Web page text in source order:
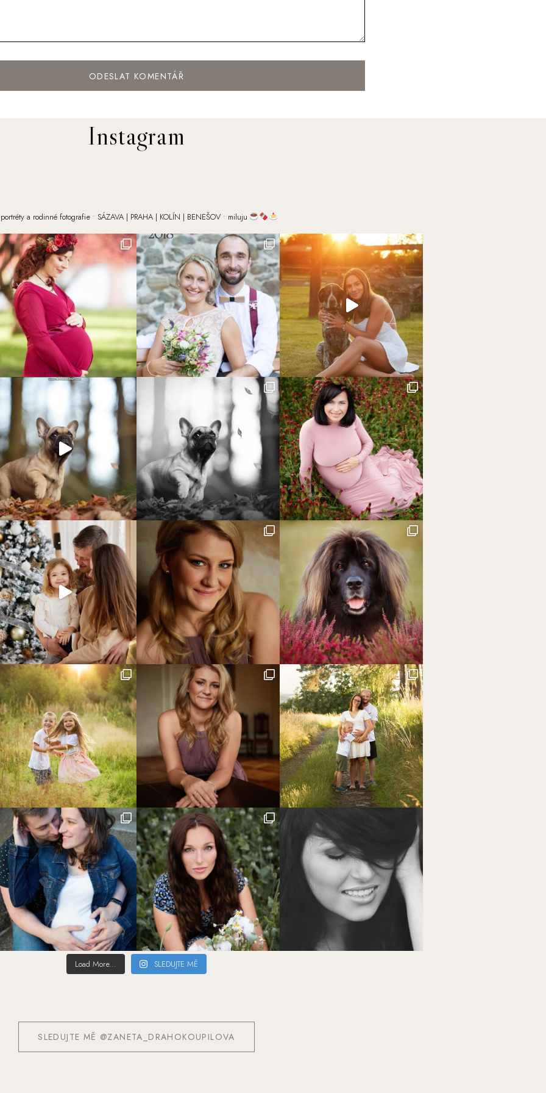
Instagram
a rodinné fotografie• SÁZAVA | PRAHA | KOLÍN | BENEŠOV• miluju
Load More... SLEDUJTE MĚ
SLEDUJTE MĚ @ZANETA_DRAHOKOUPILOVA